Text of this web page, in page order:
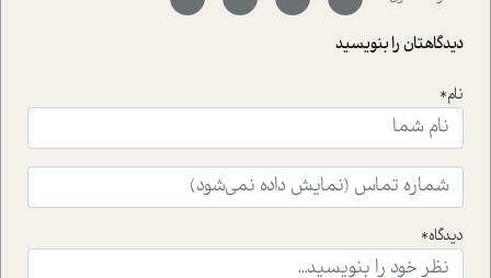
با رکاب زدن در بیش از هفتاد کشور و کاشتن درخت، به نماد
حمایت از محیط زیست و منابع طبیعی تبدیل گشته
است.فصل روایت اجنبی ها در این شماره به دو موضوع
ای که به زندگی شگفت انگیز جین گودال و تاثیرات کاوش های
ایشان در حوزه ی شامپانزه ها بر زندگی امروزی ما نگاهی
افکنده است.فصل اتاق 333 شما را پای صحبت یک تجربه ی
واقعی در ارتباط با اختلال شخصیت اسکزوئید و مشکلات و نیز
راهکارهای حل آن قرار می دهد که در اتاق درمان اتفاق افتاده
موثرترین راهکارهای استفاده از هوش مصنوعی در حوزه های
دیدگاهتان را بنویسید
نام*
دیدگاه*